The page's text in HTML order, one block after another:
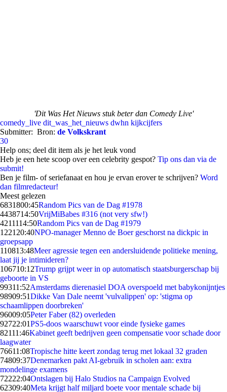
'Dit Was Het Nieuws stuk beter dan Comedy Live'
comedy_live dit_was_het_nieuws dwhn kijkcijfers
Submitter: Bron: de Volkskrant
30
Help ons; deel dit item als je het leuk vond
Heb je een hete scoop over een celebrity gespot? Tip ons dan via de
submit!
Ben je film- of seriefanaat en hou je ervan erover te schrijven? Word
dan filmredacteur!
Meest gelezen
6831800:45Random Pics van de Dag #1978
4438714:50VrijMiBabes #316 (not very sfw!)
4211114:50Random Pics van de Dag #1979
1221 20:40NPO-manager Menno de Boer geschorst na dickpic in
groepsapp
110813:48Meer agressie tegen een andersluidende politieke mening,
laat jij je intimideren?
106710:12Trump grijpt weer in op automatisch staatsburgerschap bij
geboorte in VS
99311:52Amsterdams dierenasiel DOA overspoeld met babykonijntjes
98909:51Dikke Van Dale neemt 'vulvalippen' op: 'stigma op
schaamlippen doorbreken'
96009:05Peter Faber (82) overleden
92722:01PS5-doos waarschuwt voor einde fysieke games
82111:46Kabinet geeft bedrijven geen compensatie voor schade door
laagwater
76611:08Tropische hitte keert zondag terug met lokaal 32 graden
74809:37Denemarken pakt AI-gebruik in scholen aan: extra
mondelinge examens
72222:04Ontslagen bij Halo Studios na Campaign Evolved
62309:40Meta krijgt half miljard boete voor mentale schade bij